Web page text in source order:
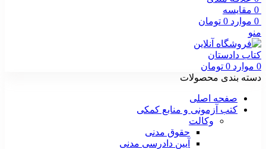
0 مقایسه
0 موارد 0 تومان
منو
0 موارد 0 تومان
دسته بندی محصولات
صفحه اصلی
کتب آزمونی و منابع کمکی
وکالت
حقوق مدنی
آیین دادرسی مدنی